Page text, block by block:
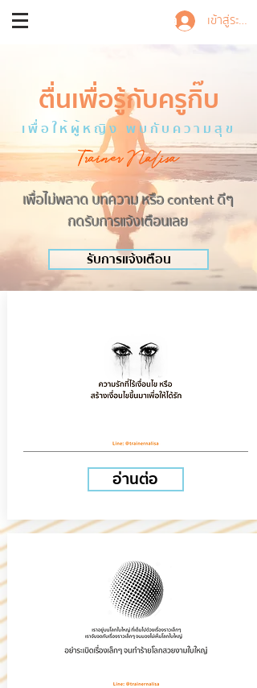
เข้าสู่ระบบ
Trainer Nalisa
เพื่อให้ผู้หญิง พบกับความสุข
ตื่นเพื่อรู้กับครูกิ๊บ
Trainer Nalisa
เพื่อไม่พลาด บทความ หรือ content ดีๆ
กดรับการแจ้งเตือนเลย
รับการแจ้งเตือน
อ่านต่อ